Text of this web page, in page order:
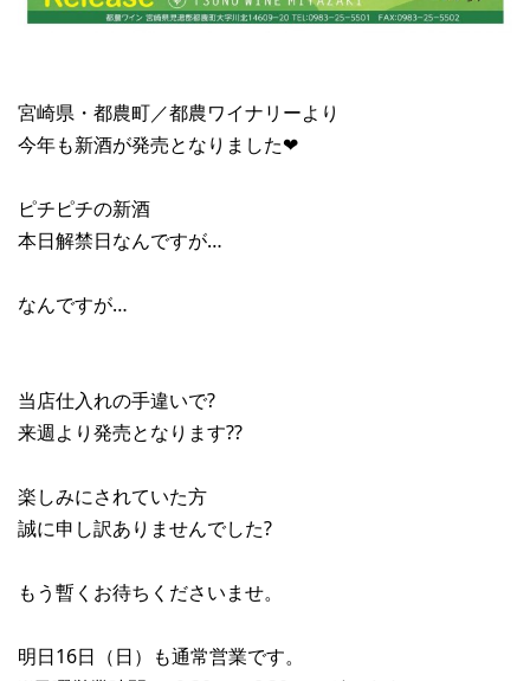
宮崎県・都農町／都農ワイナリーより
今年も新酒が発売となりました❤︎
ピチピチの新酒
本日解禁日なんですが…
なんですが…
当店仕入れの手違いで?
来週より発売となります??
楽しみにされていた方
誠に申し訳ありませんでした?
もう暫くお待ちくださいませ。
明日16日（日）も通常営業です。